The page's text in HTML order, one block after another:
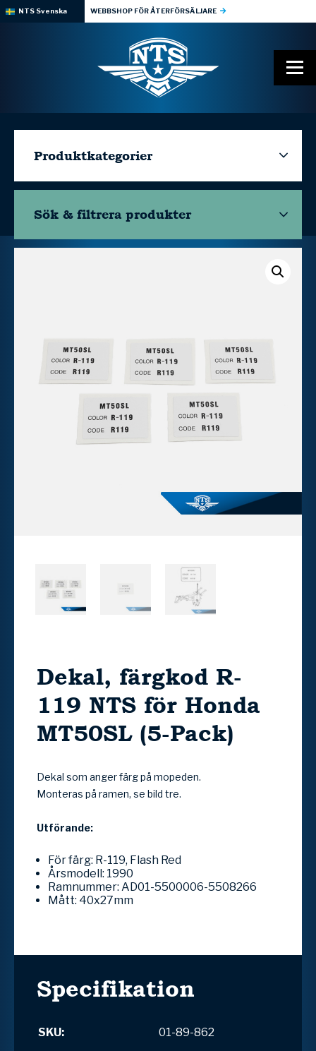
NTS Svenska WEBBSHOP FÖR ÅTERFÖRSÄLJARE
Produktkategorier
Sök & filtrera produkter
Dekal, färgkod R-
119 NTS för Honda
MT50SL (5-Pack)
Dekal som anger färg på mopeden.
Monteras på ramen, se bild tre.
Utförande:
För färg: R-119, Flash Red
Årsmodell: 1990
Ramnummer: AD01-5500006-5508266
Mått: 40x27mm
Specifikation
SKU:
01-89-862